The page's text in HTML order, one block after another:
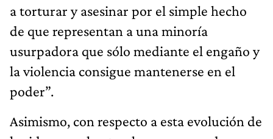
a torturar y asesinar por el simple hecho
de que representan a una minoría
usurpadora que sólo mediante el engaño y
la violencia consigue mantenerse en el
poder”.
Asimismo, con respecto a esta evolución de